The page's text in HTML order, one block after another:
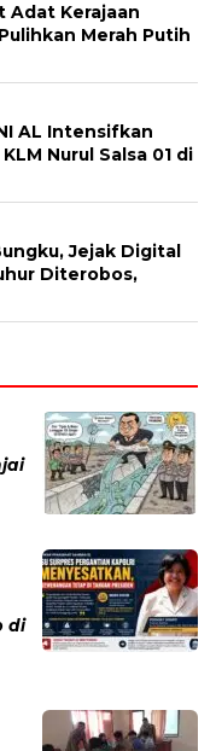
Adat Kerajaan
Merah Putih
AL Intensifkan
Nurul Salsa 01 di
Jejak Digital
Diterobos,
di